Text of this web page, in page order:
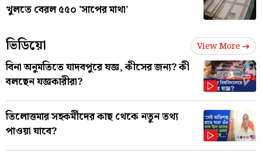
খুলতে বেরল ৫৫০ 'সাপের মাথা'
ভিডিয়ো View More
বিনা অনুমতিতে যাদবপুরে যজ্ঞ, কীসের জন্য? কী
বলছেন যজ্ঞকারীরা?
তিলোত্তমার সহকর্মীদের কাছ থেকে নতুন তথ্য
পাওয়া যাবে?